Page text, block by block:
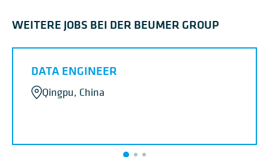
WEITERE JOBS BEI DER BEUMER GROUP
DATA ENGINEER
Qingpu, China